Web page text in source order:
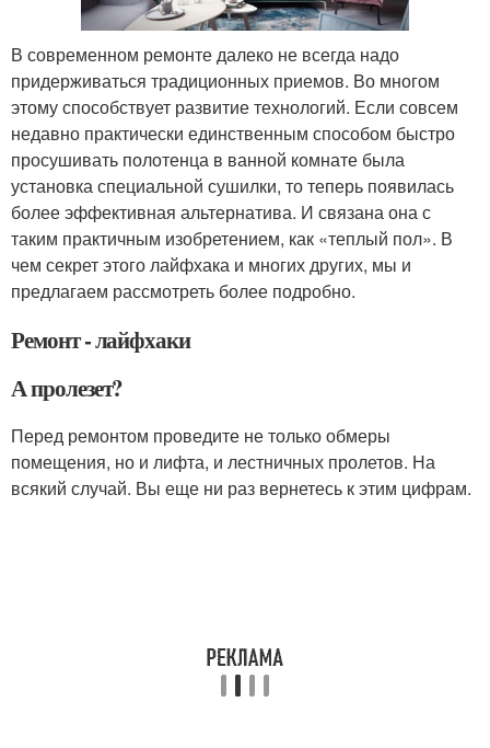
В современном ремонте далеко не всегда надо
придерживаться традиционных приемов. Во многом
этому способствует развитие технологий. Если совсем
недавно практически единственным способом быстро
просушивать полотенца в ванной комнате была
установка специальной сушилки, то теперь появилась
более эффективная альтернатива. И связана она с
таким практичным изобретением, как «теплый пол». В
чем секрет этого лайфхака и многих других, мы и
предлагаем рассмотреть более подробно.
Ремонт - лайфхаки
А пролезет?
Перед ремонтом проведите не только обмеры
помещения, но и лифта, и лестничных пролетов. На
всякий случай. Вы еще ни раз вернетесь к этим цифрам.